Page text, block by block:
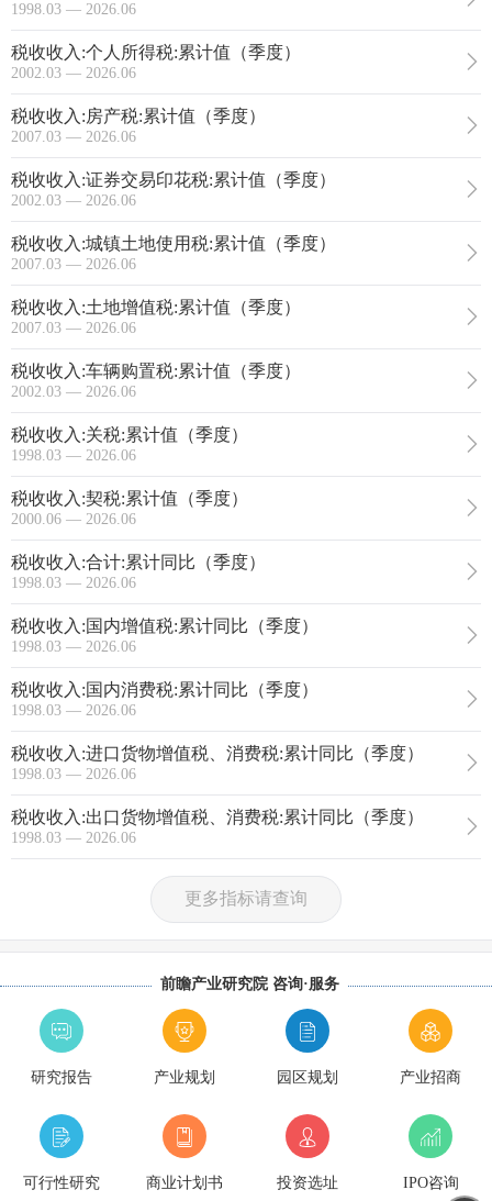
1998.03 — 2026.06
税收收入:个人所得税:累计值（季度）
2002.03 — 2026.06
税收收入:房产税:累计值（季度）
2007.03 — 2026.06
税收收入:证券交易印花税:累计值（季度）
2002.03 — 2026.06
税收收入:城镇土地使用税:累计值（季度）
2007.03 — 2026.06
税收收入:土地增值税:累计值（季度）
2007.03 — 2026.06
税收收入:车辆购置税:累计值（季度）
2002.03 — 2026.06
税收收入:关税:累计值（季度）
1998.03 — 2026.06
税收收入:契税:累计值（季度）
2000.06 — 2026.06
税收收入:合计:累计同比（季度）
1998.03 — 2026.06
税收收入:国内增值税:累计同比（季度）
1998.03 — 2026.06
税收收入:国内消费税:累计同比（季度）
1998.03 — 2026.06
税收收入:进口货物增值税、消费税:累计同比（季度）
1998.03 — 2026.06
税收收入:出口货物增值税、消费税:累计同比（季度）
1998.03 — 2026.06
更多指标请查询
前瞻产业研究院 咨询·服务
研究报告 产业规划 园区规划 产业招商
可行性研究 商业计划书 投资选址 IPO咨询